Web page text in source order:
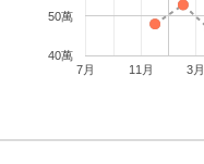
7月 11月 3月
40萬
50萬